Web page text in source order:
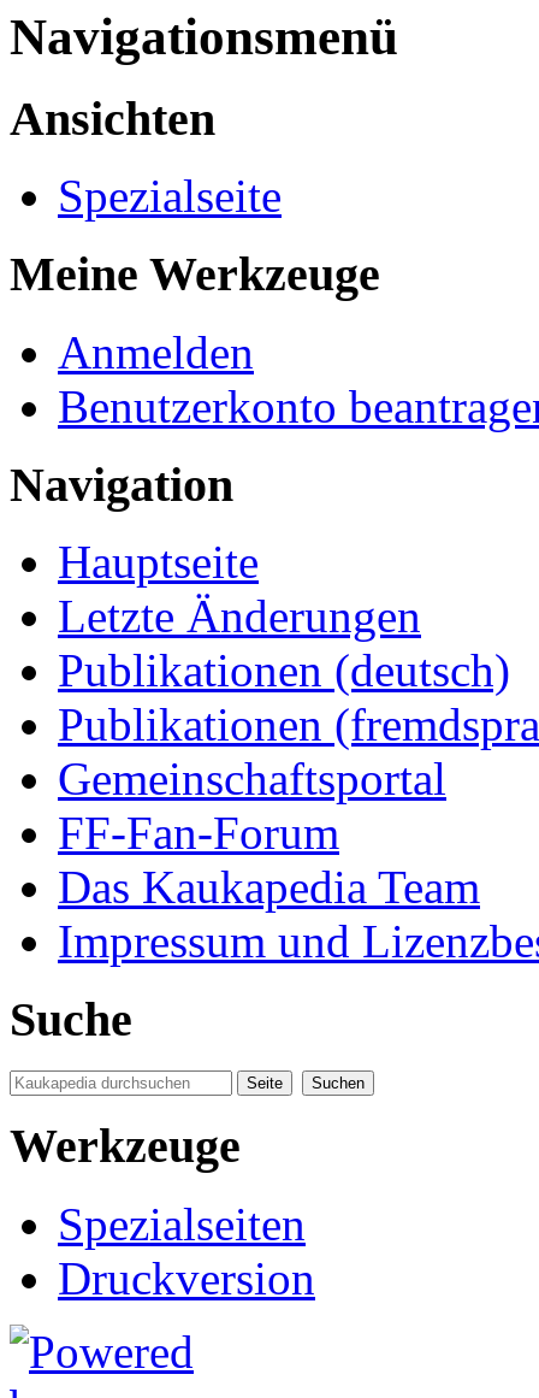
Navigationsmenü
Ansichten
Spezialseite
Meine Werkzeuge
Anmelden
Benutzerkonto
Navigation
Hauptseite
Letzte Änderungen
Publikationen (deutsch)
Publikationen
Gemeinschaftsportal
FF-Fan-Forum
Das Kaukapedia Team
Impressum und
Suche
Werkzeuge
Spezialseiten
Druckversion